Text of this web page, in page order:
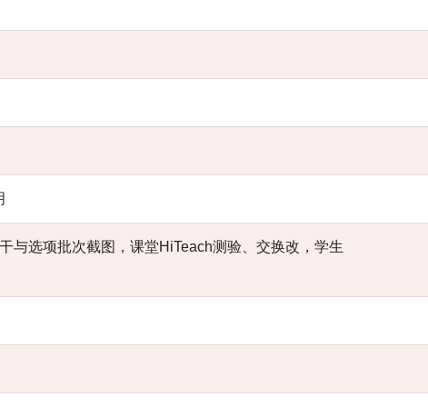
与选项批次截图，课堂HiTeach测验、交换改，学生